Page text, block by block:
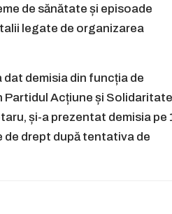
de sănătate și episoade
legate de organizarea
demisia din funcția de
Partidul Acțiune și
și-a prezentat demisia pe
de drept după tentativa de